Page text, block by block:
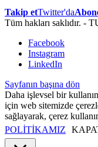
Takip etTwitter'da
Tüm hakları saklıdır. -
Facebook
Instagram
LinkedIn
Sayfanın başına dön
Daha işlevsel bir
için web sitemizde
sağlayarak, çerez
POLİTİKAMIZ